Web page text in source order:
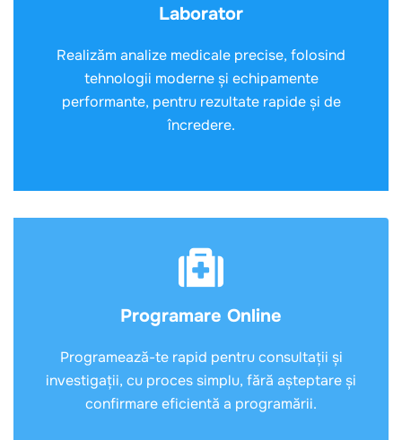
Laborator
Realizăm analize medicale precise, folosind
tehnologii moderne și echipamente
performante, pentru rezultate rapide și de
încredere.
Programare Online
Programează-te rapid pentru consultații și
investigații, cu proces simplu, fără așteptare și
confirmare eficientă a programării.